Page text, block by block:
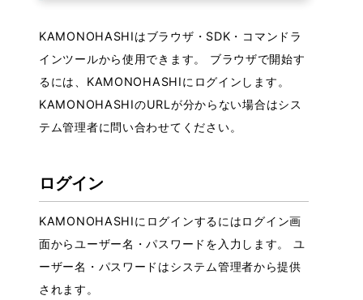
KAMONOHASHIはブラウザ・SDK・コマンドラ
インツールから使用できます。 ブラウザで開始す
るには、KAMONOHASHIにログインします。
KAMONOHASHIのURLが分からない場合はシス
テム管理者に問い合わせてください。
ログイン
KAMONOHASHIにログインするにはログイン画
面からユーザー名・パスワードを入力します。 ユ
ーザー名・パスワードはシステム管理者から提供
されます。